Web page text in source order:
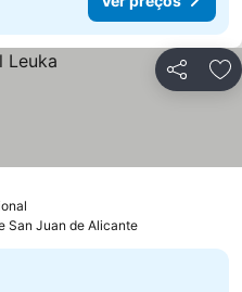
Partilhar
San Juan de Alicante